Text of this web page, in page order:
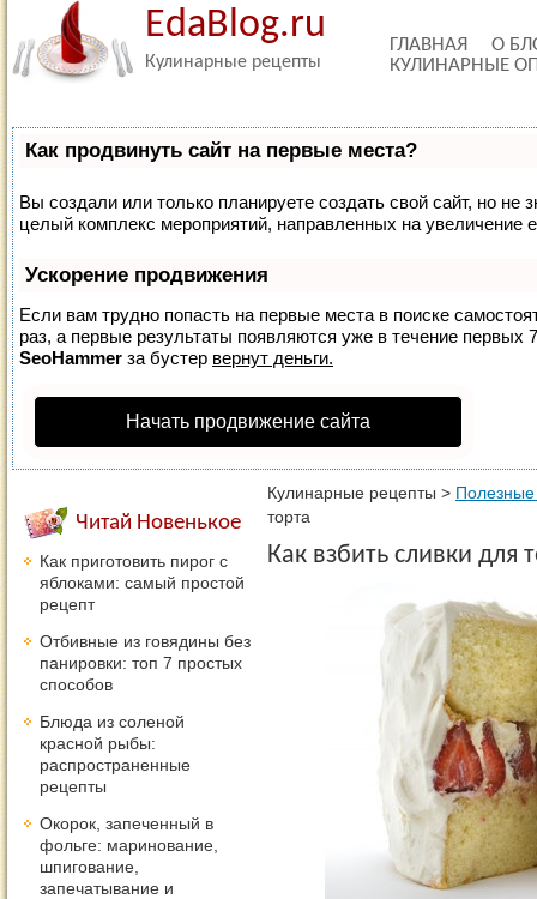
EdaBlog.ru
Кулинарные рецепты
ГЛАВНАЯ
О
КУЛИНАРНЫЕ
Как продвинуть сайт на первые места?
Вы создали или только планируете создать свой сайт, но не
целый комплекс мероприятий, направленных на увеличение
Ускорение продвижения
Если вам трудно попасть на первые места в поиске
раз, а первые результаты появляются уже в течение первых
SeoHammer за бустер вернут деньги.
Начать продвижение сайта
Кулинарные рецепты >
торта
Как взбить сливки для
Читай Новенькое
Как приготовить пирог с
яблоками: самый простой
рецепт
Отбивные из говядины без
панировки: топ 7 простых
способов
Блюда из соленой
красной рыбы:
распространенные
рецепты
Окорок, запеченный в
фольге: маринование,
шпигование,
запечатывание и